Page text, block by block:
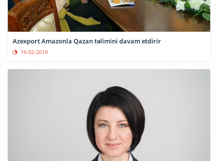
Azexport Amazonla Qazan təlimini davam etdirir
19-02-2019